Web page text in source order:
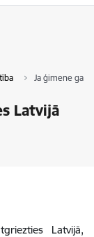
Ja ģimene
Latvijā
Latvijā,